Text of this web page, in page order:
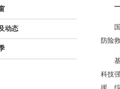
动态
防险
科技